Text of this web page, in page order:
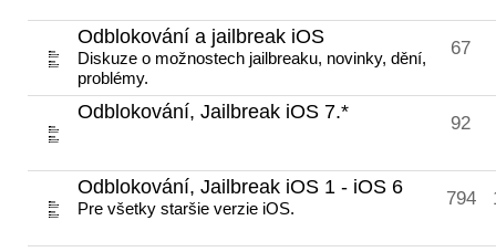
Odblokování a jailbreak iOS
Diskuze o možnostech jailbreaku, novinky, dění,
problémy.
67
Odblokování, Jailbreak iOS 7.*
92
Odblokování, Jailbreak iOS 1 - iOS 6
Pre všetky staršie verzie iOS. 794